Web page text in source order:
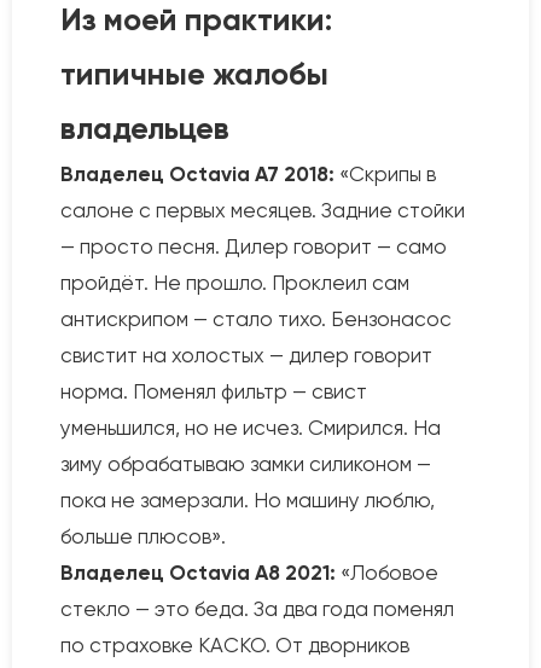
Из моей практики:
типичные жалобы
владельцев
Владелец Octavia A7 2018: «Скрипы в
салоне с первых месяцев. Задние стойки
— просто песня. Дилер говорит — само
пройдёт. Не прошло. Проклеил сам
антискрипом — стало тихо. Бензонасос
свистит на холостых — дилер говорит
норма. Поменял фильтр — свист
уменьшился, но не исчез. Смирился. На
зиму обрабатываю замки силиконом —
пока не замерзали. Но машину люблю,
больше плюсов».
Владелец Octavia A8 2021: «Лобовое
стекло — это беда. За два года поменял
по страховке КАСКО. От дворников